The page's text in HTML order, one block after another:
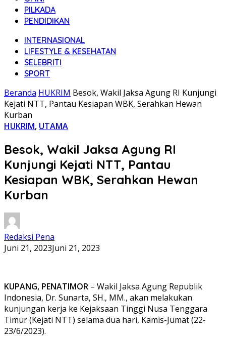
PILKADA
PENDIDIKAN
INTERNASIONAL
LIFESTYLE & KESEHATAN
SELEBRITI
SPORT
Beranda HUKRIM Besok, Wakil Jaksa Agung RI Kunjungi
Kejati NTT, Pantau Kesiapan WBK, Serahkan Hewan
Kurban
HUKRIM, UTAMA
Besok, Wakil Jaksa Agung RI
Kunjungi Kejati NTT, Pantau
Kesiapan WBK, Serahkan Hewan
Kurban
Redaksi Pena
Juni 21, 2023Juni 21, 2023
KUPANG, PENATIMOR – Wakil Jaksa Agung Republik
Indonesia, Dr. Sunarta, SH., MM., akan melakukan
kunjungan kerja ke Kejaksaan Tinggi Nusa Tenggara
Timur (Kejati NTT) selama dua hari, Kamis-Jumat (22-
23/6/2023).